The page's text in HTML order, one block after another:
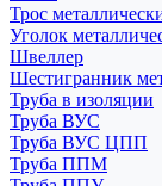
Трос
Уголок
Швеллер
Шестигранник
Труба в изоляции
Труба ВУС
Труба ВУС ЦПП
Труба ППМ